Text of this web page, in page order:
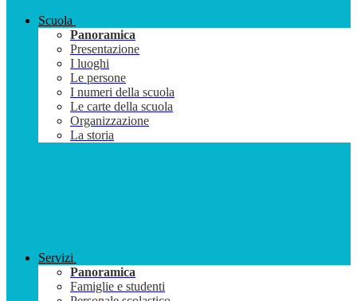
Scuola
Panoramica
Presentazione
I luoghi
Le persone
I numeri della scuola
Le carte della scuola
Organizzazione
La storia
Servizi
Panoramica
Famiglie e studenti